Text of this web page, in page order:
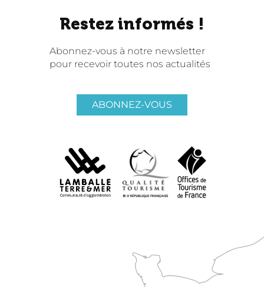
Restez informés !
Abonnez-vous à notre newsletter
pour recevoir toutes nos actualités
ABONNEZ-VOUS